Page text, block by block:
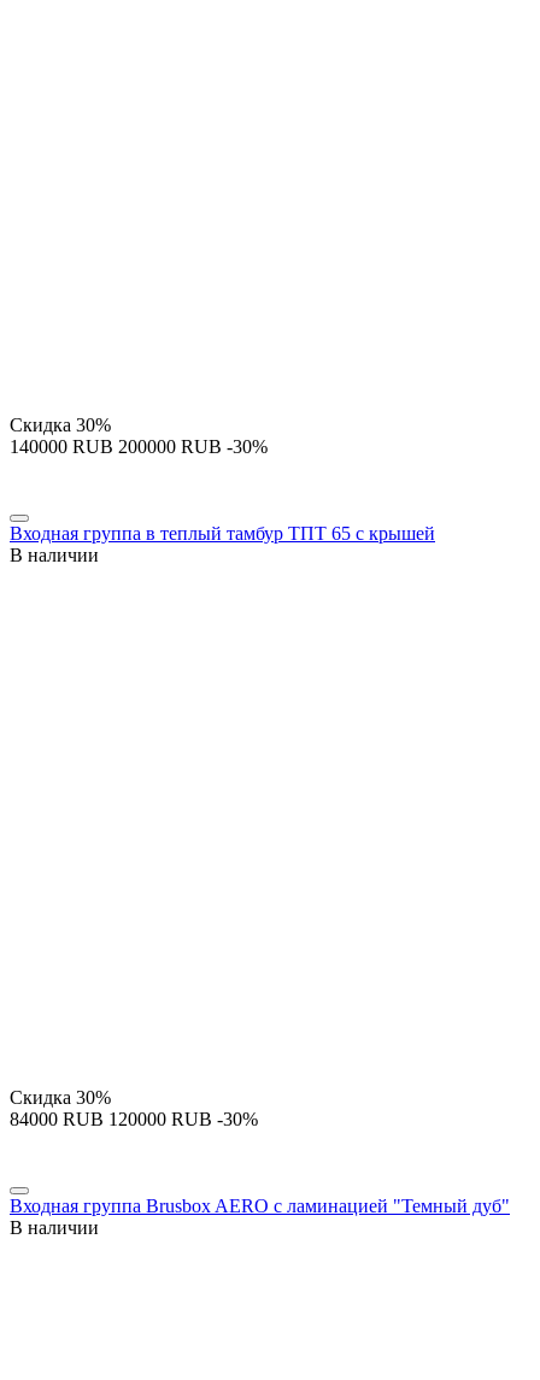
Скидка 30%
‍140000‍ RUB ‍200000‍ RUB -30%
Входная группа в теплый тамбур ТПТ 65 с крышей
В наличии
Скидка 30%
‍84000‍ RUB ‍120000‍ RUB -30%
Входная группа Brusbox AERO с ламинацией "Темный дуб"
В наличии